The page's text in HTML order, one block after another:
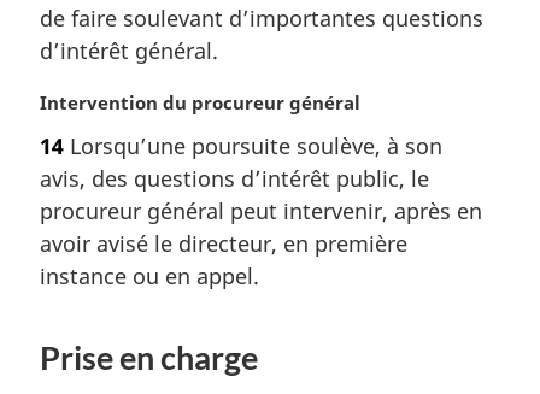
a
g
n
a
e
:
de faire soulevant d’importantes questions
d’intérêt général.
N
t
e
m
a
g
a
Intervention du procureur général
14 Lorsqu’une poursuite soulève, à son
avis, des questions d’intérêt public, le
procureur général peut intervenir, après en
avoir avisé le directeur, en première
instance ou en appel.
Prise en charge